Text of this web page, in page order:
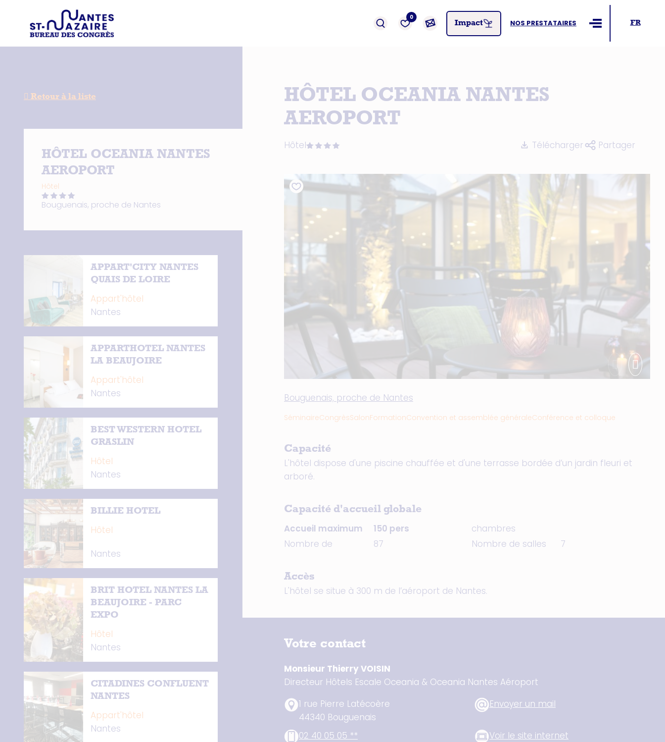
0
Impact
NOS PRESTATAIRES Ouvrir le menu
FR
Retour à la liste
HÔTEL OCEANIA NANTES
AEROPORT
Hôtel
Bouguenais, proche de Nantes
APPART'CITY NANTES
QUAIS DE LOIRE
Appart'hôtel
Nantes
APPARTHOTEL NANTES
LA BEAUJOIRE
Appart'hôtel
Nantes
BEST WESTERN HOTEL
GRASLIN
Hôtel
Nantes
BILLIE HOTEL
Hôtel
Nantes
BRIT HOTEL NANTES LA
BEAUJOIRE - PARC
EXPO
Hôtel
Nantes
CITADINES CONFLUENT
NANTES
Appart'hôtel
Nantes
HÔTEL OCEANIA NANTES
AEROPORT
Hôtel Télécharger Partager
Bouguenais, proche de Nantes
SéminaireCongrèsSalonFormationConvention et assemblée généraleConférence et colloque
Capacité
L'hôtel dispose d'une piscine chauffée et d'une terrasse bordée d’un jardin fleuri et
arboré.
Capacité d'accueil globale
Accueil maximum
150 pers
Nombre de
chambres
87
Nombre de salles 7
Accès
L'hôtel se situe à 300 m de l’aéroport de Nantes.
Votre contact
Monsieur Thierry VOISIN
Directeur Hôtels Escale Oceania & Oceania Nantes Aéroport
1 rue Pierre Latécoère
44340 Bouguenais
Envoyer un mail
02 40 05 05 ** Voir le site internet